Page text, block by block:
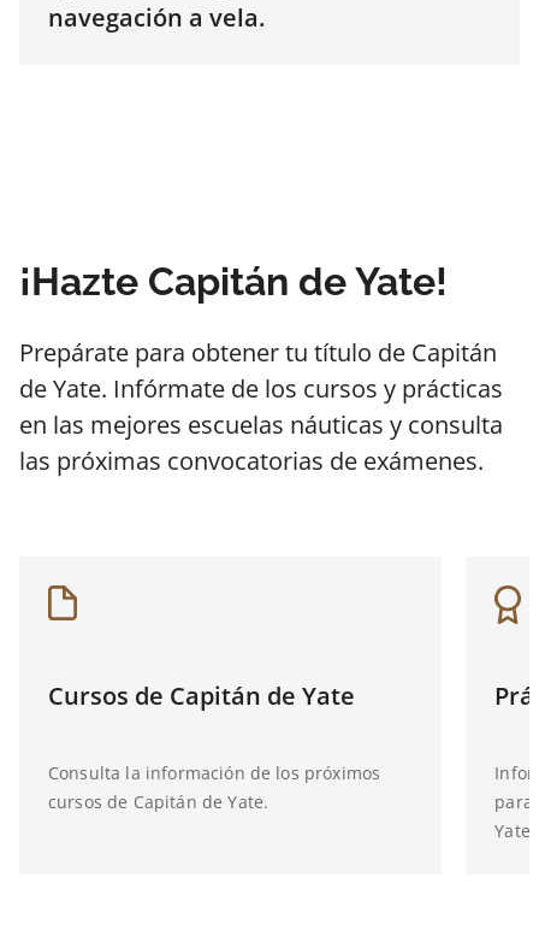
navegación a vela.
¡Hazte Capitán de Yate!
Prepárate para obtener tu título de Capitán
de Yate. Infórmate de los cursos y prácticas
en las mejores escuelas náuticas y consulta
las próximas convocatorias de exámenes.
Cursos de Capitán de Yate
Consulta la información de los próximos
cursos de Capitán de Yate.
para
Yate.